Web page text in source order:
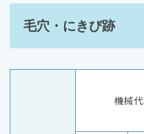
毛穴・にきび跡
機械代